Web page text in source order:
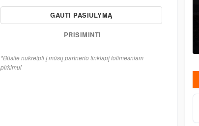
GAUTI PASIŪLYMĄ
PRISIMINTI
*Būsite nukreipti į mūsų partnerio tinklapį tolimesniam
pirkimui